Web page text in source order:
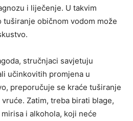
i liječenje. U takvim
tuširanje običnom vodom može
stručnjaci savjetuju
učinkovitih promjena u
preporučuje se kraće tuširanje
Zatim, treba birati blage,
i alkohola, koji neće